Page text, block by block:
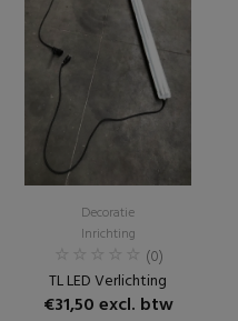
Decoratie
Inrichting
(0)
TL LED Verlichting
€31,50 excl. btw